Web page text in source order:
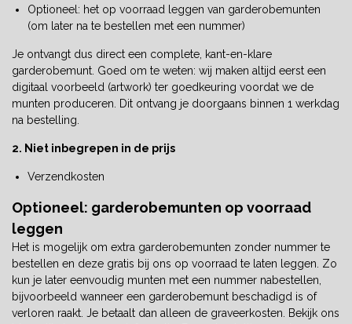
Optioneel: het op voorraad leggen van garderobemunten
(om later na te bestellen met een nummer)
Je ontvangt dus direct een complete, kant-en-klare
garderobemunt. Goed om te weten: wij maken altijd eerst een
digitaal voorbeeld (artwork) ter goedkeuring voordat we de
munten produceren. Dit ontvang je doorgaans binnen 1 werkdag
na bestelling.
2. Niet inbegrepen in de prijs
Verzendkosten
Optioneel: garderobemunten op voorraad
leggen
Het is mogelijk om extra garderobemunten zonder nummer te
bestellen en deze gratis bij ons op voorraad te laten leggen. Zo
kun je later eenvoudig munten met een nummer nabestellen,
bijvoorbeeld wanneer een garderobemunt beschadigd is of
verloren raakt. Je betaalt dan alleen de graveerkosten. Bekijk ons